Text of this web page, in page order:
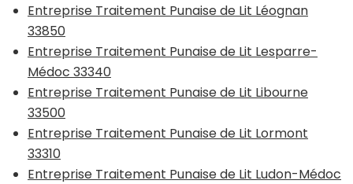
Entreprise Traitement Punaise de Lit Léognan
33850
Entreprise Traitement Punaise de Lit Lesparre-
Médoc 33340
Entreprise Traitement Punaise de Lit Libourne
33500
Entreprise Traitement Punaise de Lit Lormont
33310
Entreprise Traitement Punaise de Lit Ludon-Médoc